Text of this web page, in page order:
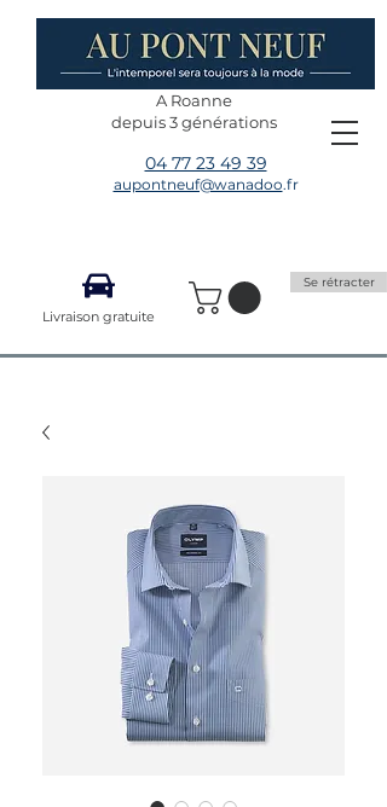
04 77 23 49 39
aupontneuf@wanadoo.fr
A Roanne
depuis 3 générations
Livraison gratuite
Se rétracter